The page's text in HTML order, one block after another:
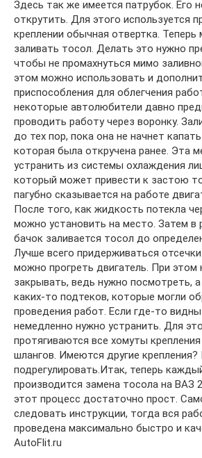
Здесь так же имеется патрубок. Его
открутить. Для этого используется
креплении обычная отвертка.
заливать тосол. Делать это нужно
чтобы не промахнуться мимо
этом можно использовать и
приспособления для облегчения
некоторые автолюбители давно
проводить работу через воронку.
до тех пор, пока она не начнет
которая была откручена ранее. Эта
устранить из системы охлаждения
который может привести к застою
пагубно сказывается на работе
После того, как жидкость потекла
можно установить на место. Затем в
бачок заливается тосол до
Лучше всего придерживаться
можно прогреть двигатель. При этом
закрывать, ведь нужно посмотреть,
каких-то подтеков, которые могли
проведения работ. Если где-то
немедленно нужно устранить. Для
протягиваются все хомуты
шлангов. Имеются другие крепления?
подрегулировать.Итак, теперь
производится замена тосола на ВАЗ
этот процесс достаточно прост.
следовать инструкции, тогда вся
проведена максимально быстро и
AutoFlit.ru